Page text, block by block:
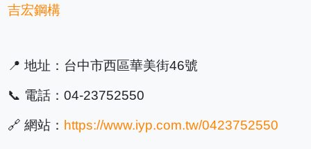
吉宏鋼構
📍 地址：台中市西區華美街46號
📞 電話：04-23752550
🔗 網站： https://www.iyp.com.tw/0423752550